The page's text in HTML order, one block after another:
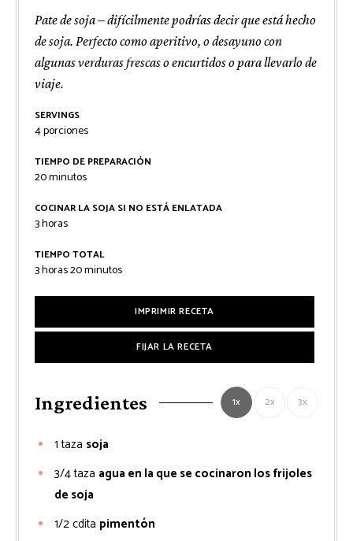
Pate de soja – difícilmente podrías decir que está hecho
de soja. Perfecto como aperitivo, o desayuno con
algunas verduras frescas o encurtidos o para llevarlo de
viaje.
SERVINGS
4porciones
TIEMPO DE PREPARACIÓN
20minutos
minutos
COCINAR LA SOJA SI NO ESTÁ ENLATADA
3horas
horas
TIEMPO TOTAL
3horas
horas20minutos
minutos
IMPRIMIR RECETA
FIJAR LA RECETA
Ingredientes 1x 2x 3x
1 taza soja
3/4taza agua en la que se cocinaron los frijoles
de soja
1/2cdita pimentón